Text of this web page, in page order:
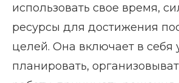
использовать свое время,
ресурсы для достижения
целей. Она включает в себя
планировать,